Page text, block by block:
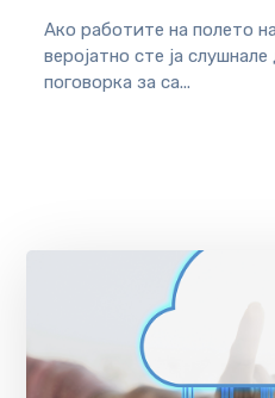
Ако работите на полето
веројатно сте ја
поговорка за са...